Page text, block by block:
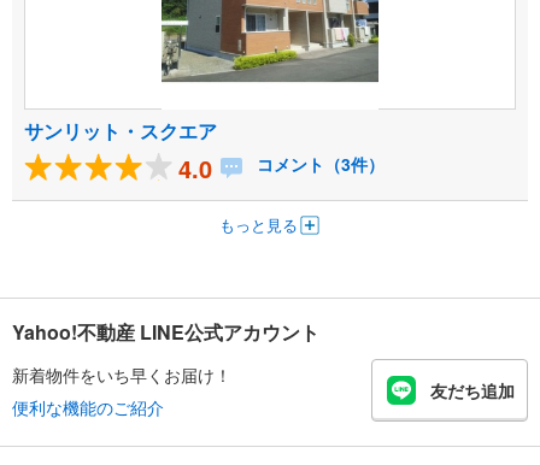
サンリット・スクエア
4.0 コメント（3件）
もっと見る
Yahoo!不動産 LINE公式アカウント
新着物件をいち早くお届け！
便利な機能のご紹介
友だち追加